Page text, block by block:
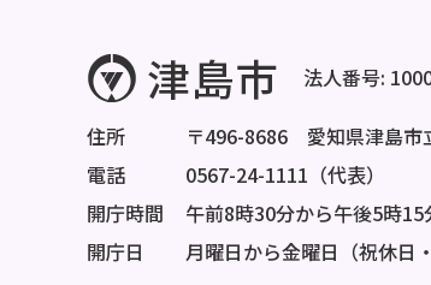
法人番号:
住所
〒496-8686 愛知県津島市
電話
0567-24-1111（代表）
開庁時間
午前8時30分から午後5時15
開庁日
月曜日から金曜日（祝休日